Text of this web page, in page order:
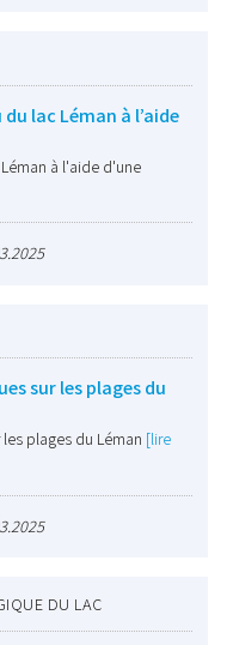
lac Léman à l’aide
à l'aide d'une
sur les plages du
plages du Léman [lire
DU LAC